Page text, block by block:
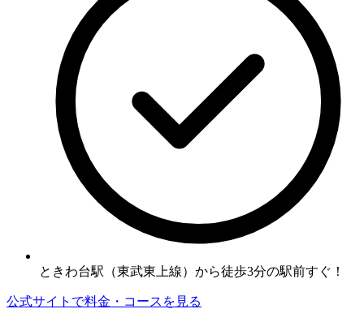
ときわ台駅（東武東上線）から徒歩3分の駅前すぐ！
公式サイトで料金・コースを見る